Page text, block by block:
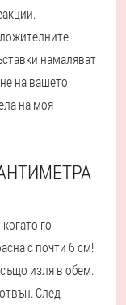
намаляват
на вашето
на моя
го
с почти 6 см!
изля в обем.
След